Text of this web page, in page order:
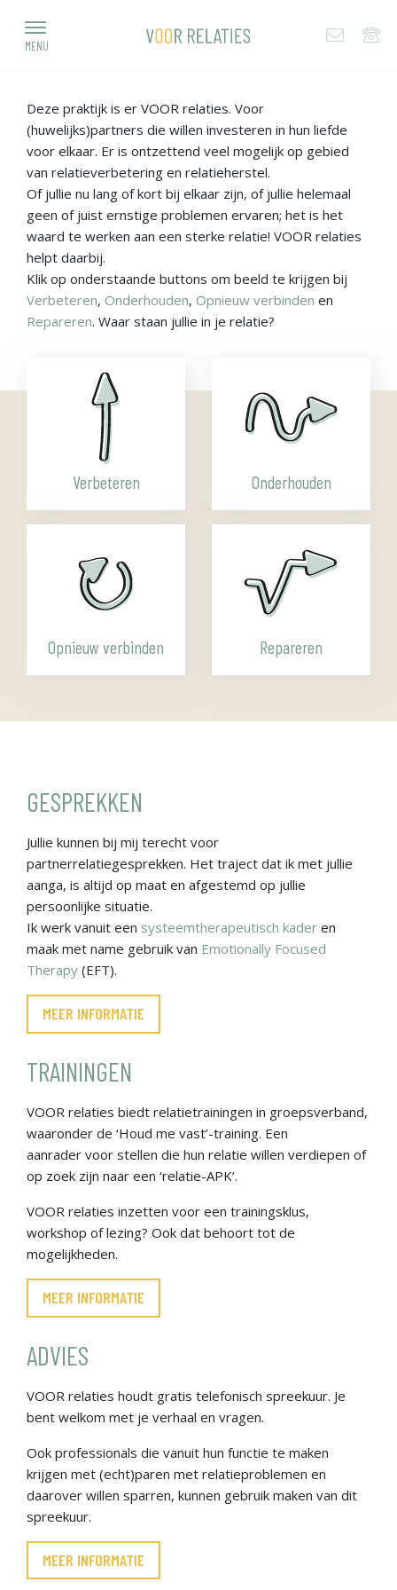
MENU
Deze praktijk is er VOOR relaties. Voor
(huwelijks)partners die willen investeren in hun liefde
voor elkaar. Er is ontzettend veel mogelijk op gebied
van relatieverbetering en relatieherstel.
Of jullie nu lang of kort bij elkaar zijn, of jullie helemaal
geen of juist ernstige problemen ervaren; het is het
waard te werken aan een sterke relatie! VOOR relaties
helpt daarbij.
Klik op onderstaande buttons om beeld te krijgen bij
Verbeteren, Onderhouden, Opnieuw verbinden en
Repareren. Waar staan jullie in je relatie?
Verbeteren Onderhouden
Opnieuw verbinden Repareren
GESPREKKEN
Jullie kunnen bij mij terecht voor
partnerrelatiegesprekken. Het traject dat ik met jullie
aanga, is altijd op maat en afgestemd op jullie
persoonlijke situatie.
Ik werk vanuit een systeemtherapeutisch kader en
maak met name gebruik van Emotionally Focused
Therapy (EFT).
MEER INFORMATIE
TRAININGEN
VOOR relaties biedt relatietrainingen in groepsverband,
waaronder de ‘Houd me vast’-training. Een
aanrader voor stellen die hun relatie willen verdiepen of
op zoek zijn naar een ‘relatie-APK’.
VOOR relaties inzetten voor een trainingsklus,
workshop of lezing? Ook dat behoort tot de
mogelijkheden.
MEER INFORMATIE
ADVIES
VOOR relaties houdt gratis telefonisch spreekuur. Je
bent welkom met je verhaal en vragen.
Ook professionals die vanuit hun functie te maken
krijgen met (echt)paren met relatieproblemen en
daarover willen sparren, kunnen gebruik maken van dit
spreekuur.
MEER INFORMATIE